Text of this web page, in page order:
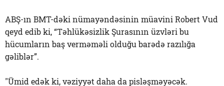
ABŞ-ın BMT-dəki nümayəndəsinin müavini Robert Vud
qeyd edib ki, “Təhlükəsizlik Şurasının üzvləri bu
hücumların baş verməməli olduğu barədə razılığa
gəliblər”.
"Ümid edək ki, vəziyyət daha da pisləşməyəcək.